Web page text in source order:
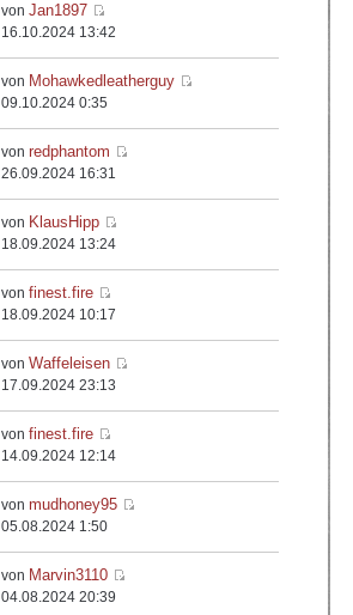
vonJan1897
16.10.2024 13:42
von Mohawkedleatherguy
09.10.2024 0:35
vonredphantom
26.09.2024 16:31
von KlausHipp
18.09.2024 13:24
vonfinest.fire
18.09.2024 10:17
vonWaffeleisen
17.09.2024 23:13
vonfinest.fire
14.09.2024 12:14
vonmudhoney95
05.08.2024 1:50
von Marvin3110
04.08.2024 20:39